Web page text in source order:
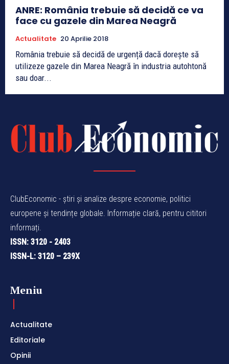
ANRE: România trebuie să decidă ce va
face cu gazele din Marea Neagră
Actualitate 20 Aprilie 2018
România trebuie să decidă de urgență dacă dorește să
utilizeze gazele din Marea Neagră în industria autohtonă
sau doar...
ClubEconomic - știri și analize despre economie, politici
europene și tendințe globale. Informație clară, pentru cititori
informați.
ISSN: 3120 - 2403
ISSN-L: 3120 – 239X
Meniu
Actualitate
Editoriale
Opinii